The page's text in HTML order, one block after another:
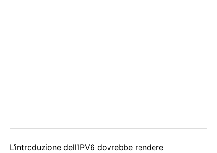
L’introduzione dell’IPV6 dovrebbe rendere